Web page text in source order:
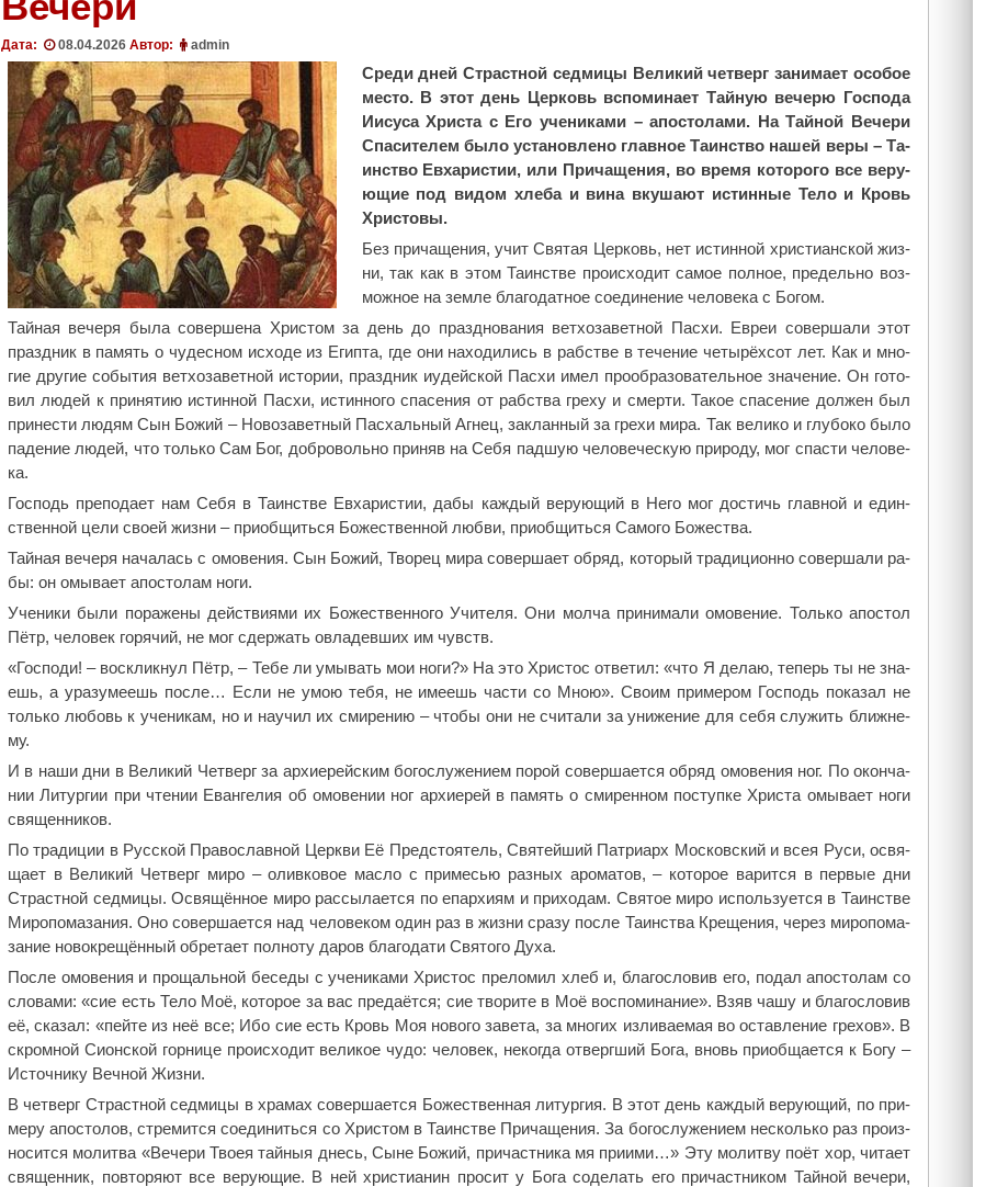
Дата: 08.04.2026 Автор: admin
Сре­ди дней Страст­ной сед­ми­цы Ве­ли­кий чет­верг за­ни­ма­ет осо­бое
ме­сто. В этот день Цер­ковь вспо­ми­на­ет Тай­ную ве­че­рю Гос­по­да
Иису­са Хри­ста с Его уче­ни­ка­ми – апо­сто­ла­ми. На Тай­ной Ве­че­ри
Спа­си­те­лем бы­ло уста­нов­ле­но глав­ное Та­ин­ство на­шей ве­ры – Та­
ин­ство Ев­ха­ри­стии, или При­ча­ще­ния, во вре­мя ко­то­ро­го все ве­ру­
ю­щие под ви­дом хле­ба и ви­на вку­ша­ют ис­тин­ные Те­ло и Кровь
Хри­сто­вы.
Без при­ча­ще­ния, учит Свя­тая Цер­ковь, нет ис­тин­ной хри­сти­ан­ской жиз­
ни, так как в этом Та­ин­стве про­ис­хо­дит са­мое пол­ное, пре­дель­но воз­
мож­ное на зем­ле бла­го­дат­ное со­еди­не­ние че­ло­ве­ка с Бо­гом.
Тай­ная ве­че­ря бы­ла со­вер­ше­на Хри­стом за день до празд­но­ва­ния вет­хо­за­вет­ной Пас­хи. Евреи со­вер­ша­ли этот
празд­ник в па­мять о чу­дес­ном ис­хо­де из Егип­та, где они на­хо­ди­лись в раб­стве в те­че­ние че­ты­рёх­сот лет. Как и мно­
гие дру­гие со­бы­тия вет­хо­за­вет­ной ис­то­рии, празд­ник иудей­ской Пас­хи имел про­об­ра­зо­ва­тель­ное зна­че­ние. Он го­то­
вил лю­дей к при­ня­тию ис­тин­ной Пас­хи, ис­тин­но­го спа­се­ния от раб­ства гре­ху и смер­ти. Та­кое спа­се­ние дол­жен был
при­не­сти лю­дям Сын Бо­жий – Но­во­за­вет­ный Пас­халь­ный Аг­нец, за­клан­ный за гре­хи ми­ра. Так ве­ли­ко и глу­бо­ко бы­ло
па­де­ние лю­дей, что толь­ко Сам Бог, доб­ро­воль­но при­няв на Се­бя пад­шую че­ло­ве­че­скую при­ро­ду, мог спа­сти че­ло­ве­
ка.
Гос­подь пре­по­да­ет нам Се­бя в Та­ин­стве Ев­ха­ри­стии, дабы каж­дый ве­ру­ю­щий в Него мог до­стичь глав­ной и един­
ствен­ной це­ли сво­ей жиз­ни – при­об­щить­ся Бо­же­ствен­ной люб­ви, при­об­щить­ся Са­мо­го Бо­же­ства.
Тай­ная ве­че­ря на­ча­лась с омо­ве­ния. Сын Бо­жий, Тво­рец ми­ра со­вер­ша­ет об­ряд, ко­то­рый тра­ди­ци­он­но со­вер­ша­ли ра­
бы: он омы­ва­ет апо­сто­лам но­ги.
Уче­ни­ки бы­ли по­ра­же­ны дей­стви­я­ми их Бо­же­ствен­но­го Учи­те­ля. Они мол­ча при­ни­ма­ли омо­ве­ние. Толь­ко апо­стол
Пётр, че­ло­век го­ря­чий, не мог сдер­жать овла­дев­ших им чувств.
«Гос­по­ди! – вос­клик­нул Пётр, – Те­бе ли умы­вать мои но­ги?» На это Хри­стос от­ве­тил: «что Я де­лаю, те­перь ты не зна­
ешь, а ура­зу­ме­ешь по­сле… Ес­ли не умою те­бя, не име­ешь ча­сти со Мною». Сво­им при­ме­ром Гос­подь по­ка­зал не
толь­ко лю­бовь к уче­ни­кам, но и на­учил их сми­ре­нию – чтобы они не счи­та­ли за уни­же­ние для се­бя слу­жить ближ­не­
му.
И в на­ши дни в Ве­ли­кий Чет­верг за ар­хи­ерей­ским бо­го­слу­же­ни­ем по­рой со­вер­ша­ет­ся об­ряд омо­ве­ния ног. По окон­ча­
нии Ли­тур­гии при чте­нии Еван­ге­лия об омо­ве­нии ног ар­хи­ерей в па­мять о сми­рен­ном по­ступ­ке Хри­ста омы­ва­ет но­ги
свя­щен­ни­ков.
По тра­ди­ции в Рус­ской Пра­во­слав­ной Церк­ви Её Пред­сто­я­тель, Свя­тей­ший Пат­ри­арх Мос­ков­ский и всея Ру­си, освя­
ща­ет в Ве­ли­кий Чет­верг ми­ро – олив­ко­вое мас­ло с при­ме­сью раз­ных аро­ма­тов, – ко­то­рое ва­рит­ся в пер­вые дни
Страст­ной сед­ми­цы. Освя­щён­ное ми­ро рас­сы­ла­ет­ся по епар­хи­ям и при­хо­дам. Свя­тое ми­ро ис­поль­зу­ет­ся в Та­ин­стве
Ми­ро­по­ма­за­ния. Оно со­вер­ша­ет­ся над че­ло­ве­ком один раз в жиз­ни сра­зу по­сле Та­ин­ства Кре­ще­ния, через ми­ро­по­ма­
за­ние но­во­кре­щён­ный об­ре­та­ет пол­но­ту да­ров бла­го­да­ти Свя­то­го Ду­ха.
По­сле омо­ве­ния и про­щаль­ной бе­се­ды с уче­ни­ка­ми Хри­стос пре­ло­мил хлеб и, бла­го­сло­вив его, по­дал апо­сто­лам со
сло­ва­ми: «сие есть Те­ло Моё, ко­то­рое за вас пре­да­ёт­ся; сие тво­ри­те в Моё вос­по­ми­на­ние». Взяв ча­шу и бла­го­сло­вив
её, ска­зал: «пей­те из неё все; Ибо сие есть Кровь Моя но­во­го за­ве­та, за мно­гих из­ли­ва­е­мая во остав­ле­ние гре­хов». В
скром­ной Си­он­ской гор­ни­це про­ис­хо­дит ве­ли­кое чу­до: че­ло­век, неко­гда от­верг­ший Бо­га, вновь при­об­ща­ет­ся к Бо­гу –
Ис­точ­ни­ку Веч­ной Жиз­ни.
В чет­верг Страст­ной сед­ми­цы в хра­мах со­вер­ша­ет­ся Бо­же­ствен­ная ли­тур­гия. В этот день каж­дый ве­ру­ю­щий, по при­
ме­ру апо­сто­лов, стре­мит­ся со­еди­нить­ся со Хри­стом в Та­ин­стве При­ча­ще­ния. За бо­го­слу­же­ни­ем несколь­ко раз про­из­
но­сит­ся мо­лит­ва «Ве­че­ри Тво­ея тай­ныя днесь, Сыне Бо­жий, при­част­ни­ка мя при­и­ми…» Эту мо­лит­ву по­ёт хор, чи­та­ет
свя­щен­ник, по­вто­ря­ют все ве­ру­ю­щие. В ней хри­сти­а­нин про­сит у Бо­га со­де­лать его при­част­ни­ком Тай­ной ве­че­ри,